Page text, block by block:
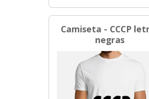
Camiseta - CCCP
negras